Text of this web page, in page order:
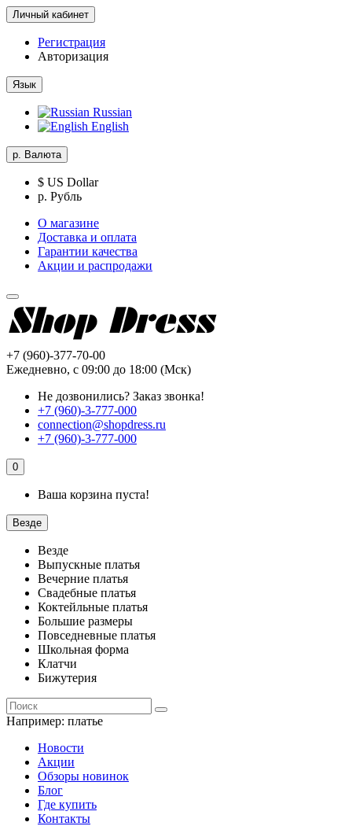
Личный кабинет
Регистрация
Авторизация
Язык
Russian
English
р. Валюта
$ US Dollar
р. Рубль
О магазине
Доставка и оплата
Гарантии качества
Акции и распродажи
+7 (960)-377-70-00
Ежедневно, с 09:00 до 18:00 (Мск)
Не дозвонились? Заказ звонка!
+7 (960)-3-777-000
connection@shopdress.ru
+7 (960)-3-777-000
0
Ваша корзина пуста!
Везде
Везде
Выпускные платья
Вечерние платья
Свадебные платья
Коктейльные платья
Большие размеры
Повседневные платья
Школьная форма
Клатчи
Бижутерия
Например: платье
Новости
Акции
Обзоры новинок
Блог
Где купить
Контакты